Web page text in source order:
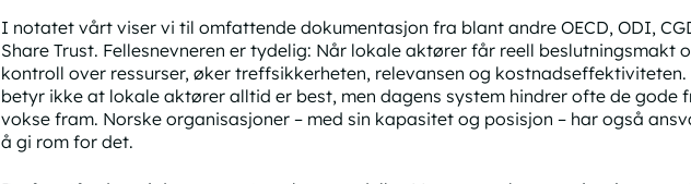
I notatet vårt viser vi til omfattende dokumentasjon fra blant andre OECD, ODI,
Share Trust. Fellesnevneren er tydelig: Når lokale aktører får reell beslutningsmakt
kontroll over ressurser, øker treffsikkerheten, relevansen og kostnadseffektiviteten.
betyr ikke at lokale aktører alltid er best, men dagens system hindrer ofte de gode
vokse fram. Norske organisasjoner – med sin kapasitet og posisjon – har også
å gi rom for det.